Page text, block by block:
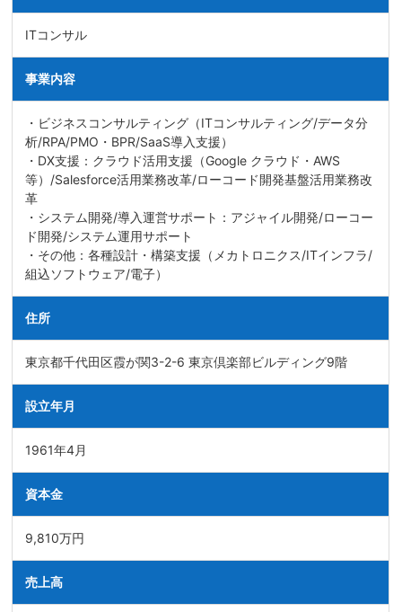
ITコンサル
事業内容
・ビジネスコンサルティング（ITコンサルティング/データ分
析/RPA/PMO・BPR/SaaS導入支援）
・DX支援：クラウド活用支援（Google クラウド・AWS
等）/Salesforce活用業務改革/ローコード開発基盤活用業務改
革
・システム開発/導入運営サポート：アジャイル開発/ローコー
ド開発/システム運用サポート
・その他：各種設計・構築支援（メカトロニクス/ITインフラ/
組込ソフトウェア/電子）
住所
東京都千代田区霞が関3-2-6 東京倶楽部ビルディング9階
設立年月
1961年4月
資本金
9,810万円
売上高